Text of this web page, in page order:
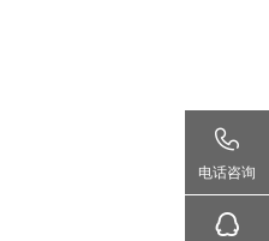
电话咨询